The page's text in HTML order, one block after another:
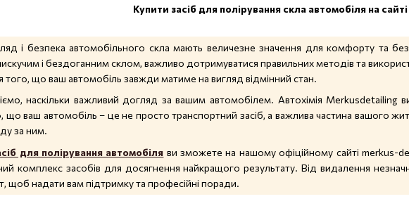
Купити засіб для полірування скла автомобіля на
і безпека автомобільного скла мають величезне значення для комфорту та
і бездоганним склом, важливо дотримуватися правильних методів та
того, що ваш автомобіль завжди матиме на вигляд відмінний стан.
наскільки важливий догляд за вашим автомобілем. Автохімія Merkusdetailing
що ваш автомобіль – це не просто транспортний засіб, а важлива частина вашого
за ним.
для полірування автомобіля ви зможете на нашому офіційному сайті merkus-
комплекс засобів для досягнення найкращого результату. Від видалення
щоб надати вам підтримку та професійні поради.